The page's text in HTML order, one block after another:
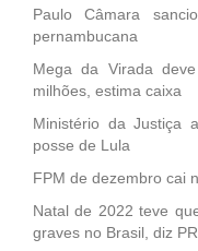
Paulo Câmara
pernambucana
Mega da Virada
milhões, estima caixa
Ministério da Justiça
posse de Lula
FPM de dezembro cai
Natal de 2022 teve
graves no Brasil, diz